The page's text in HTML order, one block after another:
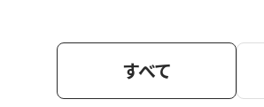
すべて